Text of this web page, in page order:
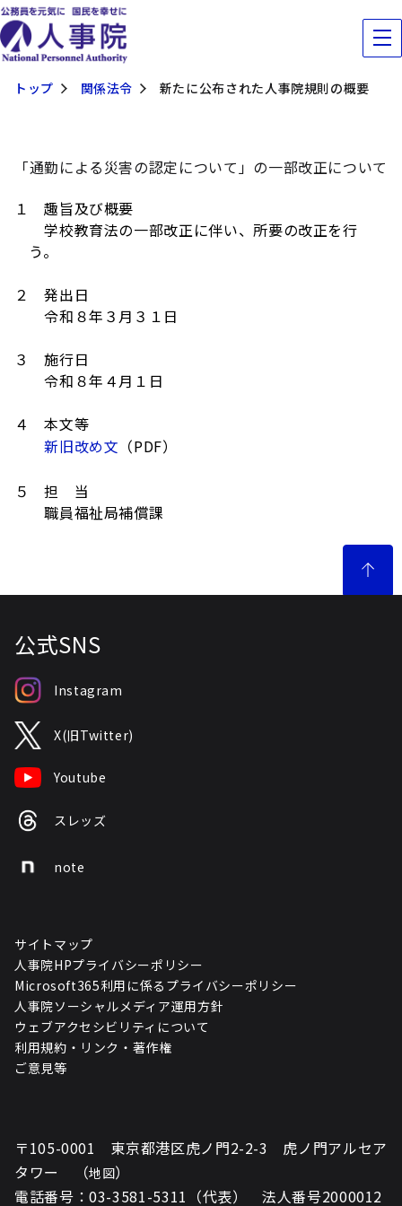
トップ 関係法令 新たに公布された人事院規則の概要
「通勤による災害の認定について」の一部改正について
１ 趣旨及び概要
学校教育法の一部改正に伴い、所要の改正を行
う。
２ 発出日
令和８年３月３１日
３ 施行日
令和８年４月１日
４ 本文等
新旧改め文 （PDF）
５ 担 当
職員福祉局補償課
公式SNS
Instagram
X(旧Twitter)
Youtube
スレッズ
note
サイトマップ
人事院HPプライバシーポリシー
Microsoft365利用に係るプライバシーポリシー
人事院ソーシャルメディア運用方針
ウェブアクセシビリティについて
利用規約・リンク・著作権
ご意見等
〒105-0001 東京都港区虎ノ門2-2-3 虎ノ門アルセア
タワー （地図）
電話番号：03-3581-5311（代表） 法人番号2000012